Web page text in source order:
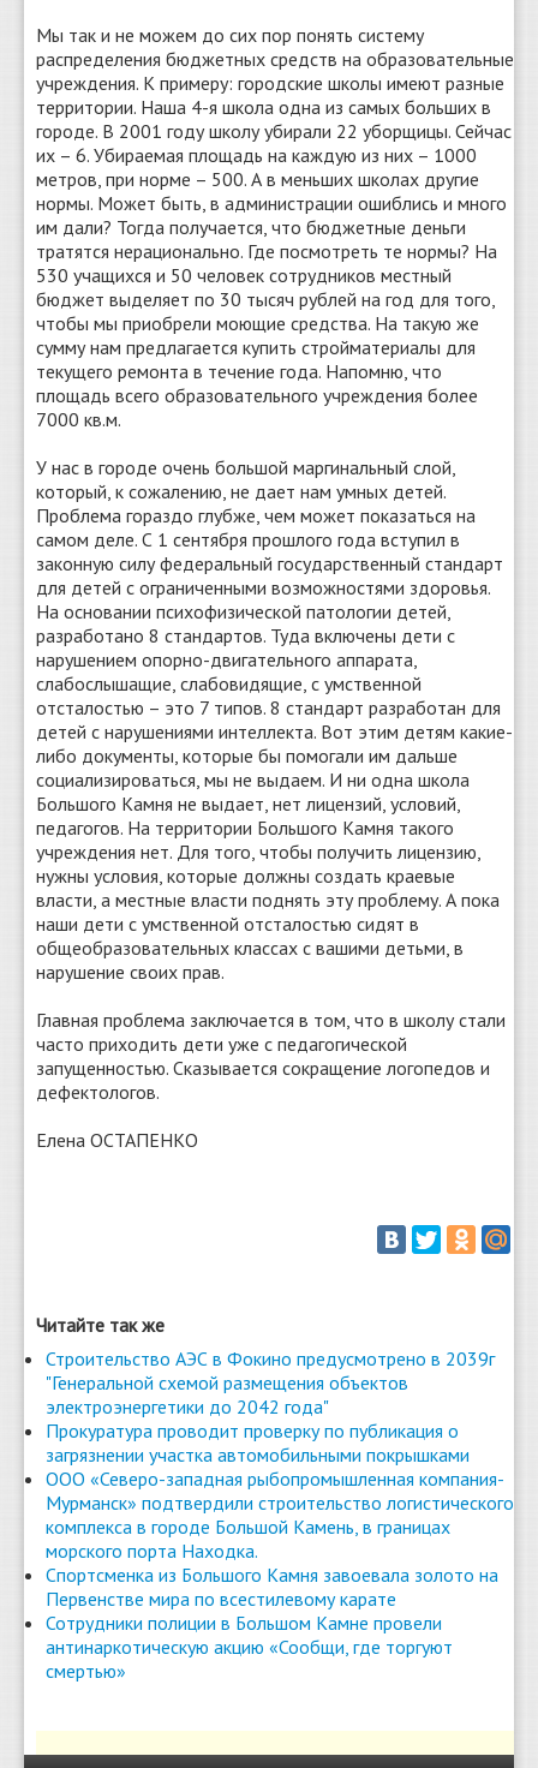
Мы так и не можем до сих пор понять систему
распределения бюджетных средств на образовательные
учреждения. К примеру: городские школы имеют разные
территории. Наша 4-я школа одна из самых больших в
городе. В 2001 году школу убирали 22 уборщицы. Сейчас
их – 6. Убираемая площадь на каждую из них – 1000
метров, при норме – 500. А в меньших школах другие
нормы. Может быть, в администрации ошиблись и много
им дали? Тогда получается, что бюджетные деньги
тратятся нерационально. Где посмотреть те нормы? На
530 учащихся и 50 человек сотрудников местный
бюджет выделяет по 30 тысяч рублей на год для того,
чтобы мы приобрели моющие средства. На такую же
сумму нам предлагается купить стройматериалы для
текущего ремонта в течение года. Напомню, что
площадь всего образовательного учреждения более
7000 кв.м.
У нас в городе очень большой маргинальный слой,
который, к сожалению, не дает нам умных детей.
Проблема гораздо глубже, чем может показаться на
самом деле. С 1 сентября прошлого года вступил в
законную силу федеральный государственный стандарт
для детей с ограниченными возможностями здоровья.
На основании психофизической патологии детей,
разработано 8 стандартов. Туда включены дети с
нарушением опорно-двигательного аппарата,
слабослышащие, слабовидящие, с умственной
отсталостью – это 7 типов. 8 стандарт разработан для
детей с нарушениями интеллекта. Вот этим детям какие-
либо документы, которые бы помогали им дальше
социализироваться, мы не выдаем. И ни одна школа
Большого Камня не выдает, нет лицензий, условий,
педагогов. На территории Большого Камня такого
учреждения нет. Для того, чтобы получить лицензию,
нужны условия, которые должны создать краевые
власти, а местные власти поднять эту проблему. А пока
наши дети с умственной отсталостью сидят в
общеобразовательных классах с вашими детьми, в
нарушение своих прав.
Главная проблема заключается в том, что в школу стали
часто приходить дети уже с педагогической
запущенностью. Сказывается сокращение логопедов и
дефектологов.
Елена ОСТАПЕНКО
Читайте так же
Строительство АЭС в Фокино предусмотрено в 2039г
"Генеральной схемой размещения объектов
электроэнергетики до 2042 года"
Прокуратура проводит проверку по публикация о
загрязнении участка автомобильными покрышками
ООО «Северо-западная рыбопромышленная компания-
Мурманск» подтвердили строительство логистического
комплекса в городе Большой Камень, в границах
морского порта Находка.
Спортсменка из Большого Камня завоевала золото на
Первенстве мира по всестилевому карате
Сотрудники полиции в Большом Камне провели
антинаркотическую акцию «Сообщи, где торгуют
смертью»